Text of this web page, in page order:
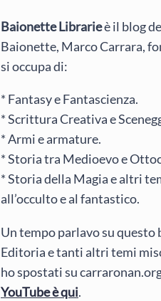
Baionette Librarieè il blog
Baionette, Marco Carrara,
si occupa di:
* Fantasy e Fantascienza.
* Scrittura Creativa e
* Armi e armature.
* Storia tra Medioevo e
* Storia della Magia e altri
all’occulto e al fantastico.
Un tempo parlavo su questo
Editoria e tanti altri temi
ho spostati su
YouTube è qui.